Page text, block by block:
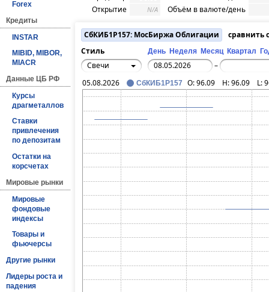
Forex
Кредиты
INSTAR
MIBID, MIBOR,
MIACR
Данные ЦБ РФ
Курсы
драгметаллов
Ставки
привлечения
по депозитам
Остатки на
корсчетах
Мировые рынки
Мировые
фондовые
индексы
Товары и
фьючерсы
Другие рынки
Лидеры роста и
падения
Открытие
N/A
Объём в валюте/день
СбКИБ1P157: МосБиржа Облигации
сравнить
Стиль
День Неделя Месяц Квартал
Свечи –
05.08.2026 СбКИБ1P157 O:96.09 H:96.09 L: